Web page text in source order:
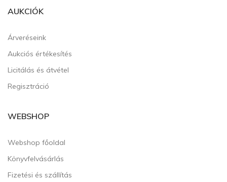
AUKCIÓK
Árveréseink
Aukciós értékesítés
Licitálás és átvétel
Regisztráció
WEBSHOP
Webshop főoldal
Könyvfelvásárlás
Fizetési és szállítás